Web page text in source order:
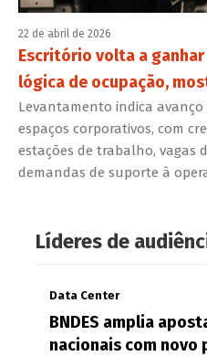
22 de abril de 2026
Escritório volta a
lógica de ocupação,
Levantamento indica
espaços corporativos, com
estações de trabalho, vagas
demandas de suporte à
Líderes de
Data Center
BNDES amplia
nacionais com novo